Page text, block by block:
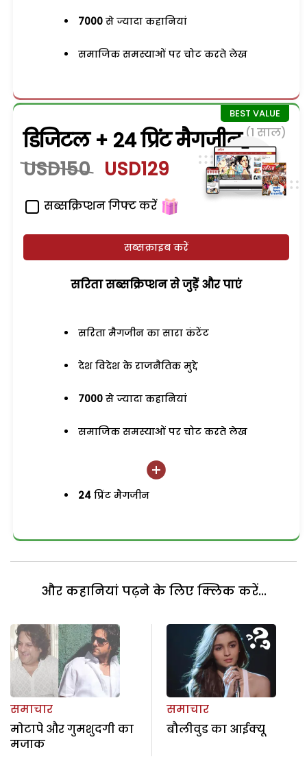
7000 से ज्यादा कहानियां
समाजिक समस्याओं पर चोट करते लेख
डिजिटल + 24 प्रिंट मैगजीन (1 साल)
USD150 USD129
सब्सक्रिप्शन गिफ्ट करें
सब्सक्राइब करें
सरिता सब्सक्रिप्शन से जुड़ेें और पाएं
सरिता मैगजीन का सारा कंटेंट
देश विदेश के राजनैतिक मुद्दे
7000 से ज्यादा कहानियां
समाजिक समस्याओं पर चोट करते लेख
24 प्रिंट मैगजीन
और कहानियां पढ़ने के लिए क्लिक करें...
समाचार
मोटापे और गुमशुदगी का
मजाक
समाचार
बौलीवुड का आईक्यू